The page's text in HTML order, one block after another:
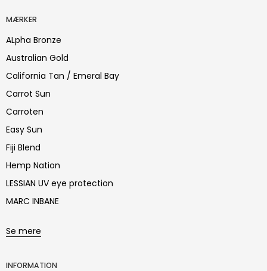
MÆRKER
ALpha Bronze
Australian Gold
California Tan / Emeral Bay
Carrot Sun
Carroten
Easy Sun
Fiji Blend
Hemp Nation
LESSIAN UV eye protection
MARC INBANE
Se mere
INFORMATION